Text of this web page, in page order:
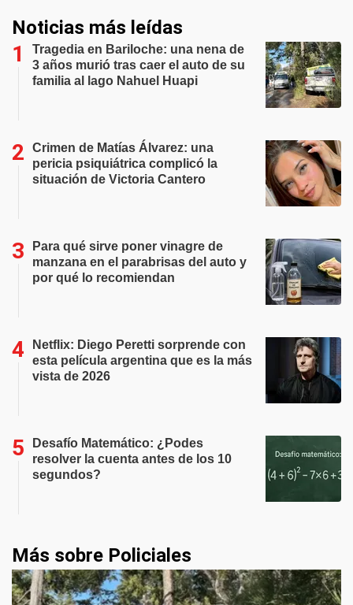
Noticias más leídas
Tragedia en Bariloche: una nena de
3 años murió tras caer el auto de su
familia al lago Nahuel Huapi
Crimen de Matías Álvarez: una
pericia psiquiátrica complicó la
situación de Victoria Cantero
Para qué sirve poner vinagre de
manzana en el parabrisas del auto y
por qué lo recomiendan
Netflix: Diego Peretti sorprende con
esta película argentina que es la más
vista de 2026
Desafío Matemático: ¿Podes
resolver la cuenta antes de los 10
segundos?
Más sobre Policiales